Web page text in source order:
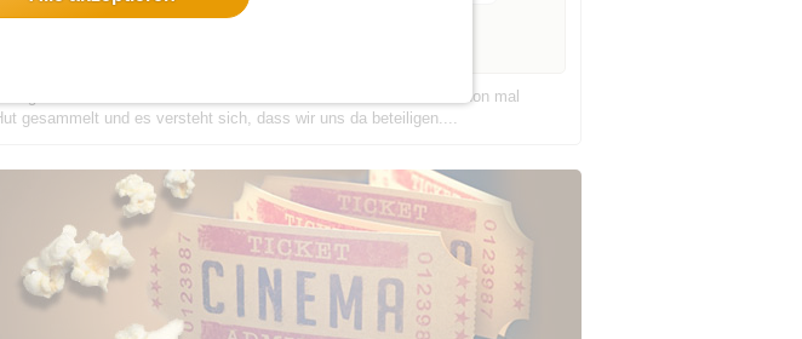
lassen und diesmal feiern die Musiker Ihre Bühne! Wer schon mal
gesammelt und es versteht sich, dass wir uns da beteiligen....